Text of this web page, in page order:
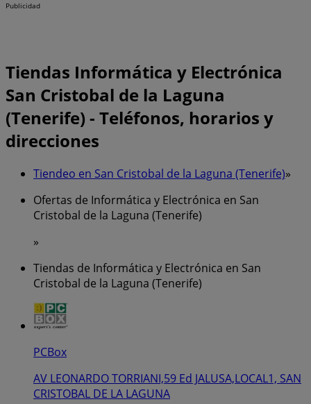
Publicidad
Tiendas Informática y Electrónica
San Cristobal de la Laguna
(Tenerife) - Teléfonos, horarios y
direcciones
Tiendeo en San Cristobal de la Laguna (Tenerife)»
Ofertas de Informática y Electrónica en San
Cristobal de la Laguna (Tenerife)
»
Tiendas de Informática y Electrónica en San
Cristobal de la Laguna (Tenerife)
PCBox
AV LEONARDO TORRIANI,59 Ed JALUSA,LOCAL1, SAN
CRISTOBAL DE LA LAGUNA